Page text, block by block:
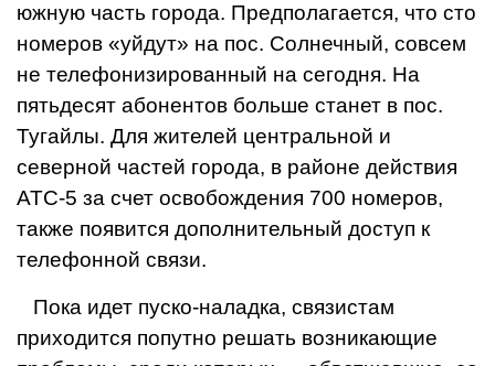
южную часть города. Предполагается, что сто
номе­ров «уйдут» на пос. Солнеч­ный, совсем
не телефонизиро­ванный на сегодня. На
пятьде­сят абонентов больше станет в пос.
Тугайлы. Для жителей центральной и
северной час­тей города, в районе действия
АТС-5 за счет освобождения 700 номеров,
также появится дополнительный доступ к
телефонной связи.
Пока идет пуско-наладка, связистам
приходится попутно решать возникающие